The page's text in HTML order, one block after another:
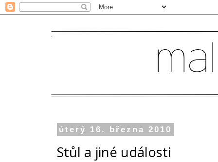
úterý 16. března 2010
Stůl a jiné události